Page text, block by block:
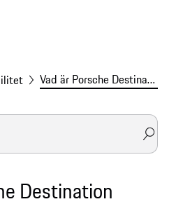
Vad är Porsche Destination Charging?
Destination